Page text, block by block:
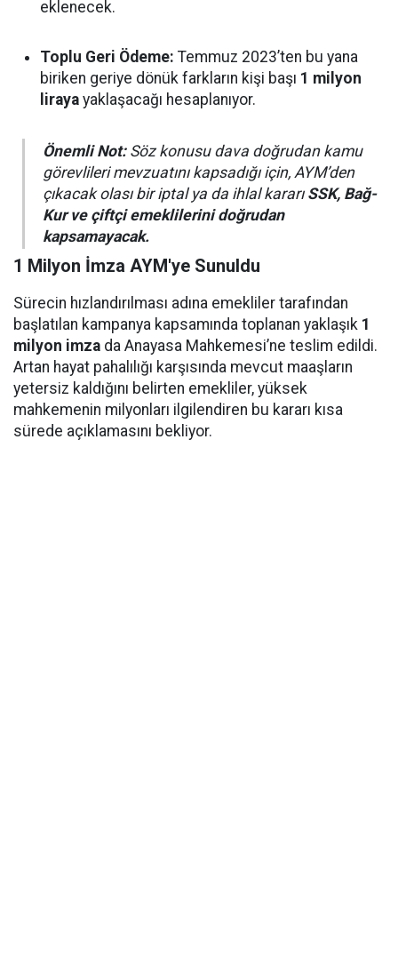
eklenecek.
Toplu Geri Ödeme: Temmuz 2023’ten bu yana
biriken geriye dönük farkların kişi başı 1 milyon
liraya yaklaşacağı hesaplanıyor.
Önemli Not:Söz konusu dava doğrudan kamu
görevlileri mevzuatını kapsadığı için, AYM’den
çıkacak olası bir iptal ya da ihlal kararı SSK, Bağ-
Kur ve çiftçi emeklilerini doğrudan
kapsamayacak.
1 Milyon İmza AYM'ye Sunuldu
Sürecin hızlandırılması adına emekliler tarafından
başlatılan kampanya kapsamında toplanan yaklaşık 1
milyon imza da Anayasa Mahkemesi’ne teslim edildi.
Artan hayat pahalılığı karşısında mevcut maaşların
yetersiz kaldığını belirten emekliler, yüksek
mahkemenin milyonları ilgilendiren bu kararı kısa
sürede açıklamasını bekliyor.